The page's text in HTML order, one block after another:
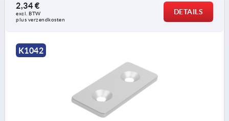
2,34 €
excl. BTW
plus verzendkosten
DETAILS
K1042